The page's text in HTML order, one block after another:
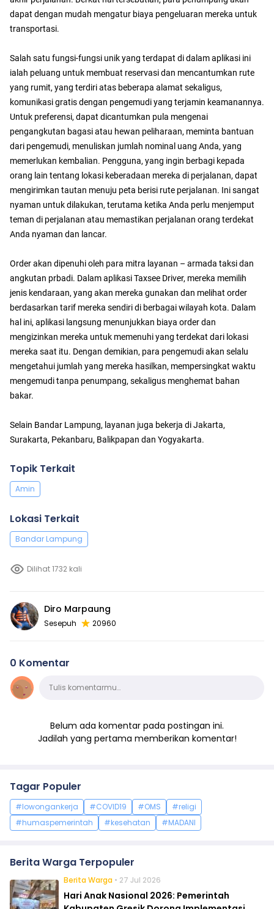
dapat dengan mudah mengatur biaya pengeluaran mereka untuk
transportasi.
Salah satu fungsi-fungsi unik yang terdapat di dalam aplikasi ini
ialah peluang untuk membuat reservasi dan mencantumkan rute
yang rumit, yang terdiri atas beberapa alamat sekaligus,
komunikasi gratis dengan pengemudi yang terjamin keamanannya.
Untuk preferensi, dapat dicantumkan pula mengenai
pengangkutan bagasi atau hewan peliharaan, meminta bantuan
dari pengemudi, menuliskan jumlah nominal uang Anda, yang
memerlukan kembalian. Pengguna, yang ingin berbagi kepada
orang lain tentang lokasi keberadaan mereka di perjalanan, dapat
mengirimkan tautan menuju peta berisi rute perjalanan. Ini sangat
nyaman untuk dilakukan, terutama ketika Anda perlu menjemput
teman di perjalanan atau memastikan perjalanan orang terdekat
Anda nyaman dan lancar.
Order akan dipenuhi oleh para mitra layanan – armada taksi dan
angkutan prbadi. Dalam aplikasi Taxsee Driver, mereka memilih
jenis kendaraan, yang akan mereka gunakan dan melihat order
berdasarkan tarif mereka sendiri di berbagai wilayah kota. Dalam
hal ini, aplikasi langsung menunjukkan biaya order dan
mengizinkan mereka untuk memenuhi yang terdekat dari lokasi
mereka saat itu. Dengan demikian, para pengemudi akan selalu
mengetahui jumlah yang mereka hasilkan, mempersingkat waktu
mengemudi tanpa penumpang, sekaligus menghemat bahan
bakar.
Selain Bandar Lampung, layanan juga bekerja di Jakarta,
Surakarta, Pekanbaru, Balikpapan dan Yogyakarta.
Topik Terkait
Amin
Lokasi Terkait
Bandar Lampung
Dilihat 1732 kali
Diro Marpaung
Sesepuh 20960
0 Komentar
KomentarTulis komentarmu…
Belum ada komentar pada postingan ini.
Jadilah yang pertama memberikan komentar!
Tagar Populer
#lowongankerja #COVID19 #OMS
#religi
#humaspemerintah
#kesehatan #MADANI
Berita Warga Terpopuler
Berita Warga • 27 Jul 2026
Hari Anak Nasional 2026: Pemerintah